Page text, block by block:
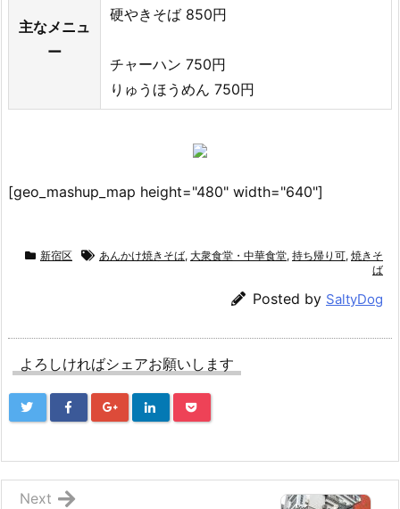
主なメニュ
ー
硬やきそば 850円
チャーハン 750円
りゅうほうめん 750円
[geo_mashup_map height="480" width="640"]
新宿区 あんかけ焼きそば, 大衆食堂・中華食堂, 持ち帰り可, 焼きそ
ば
Posted by SaltyDog
よろしければシェアお願いします
Next